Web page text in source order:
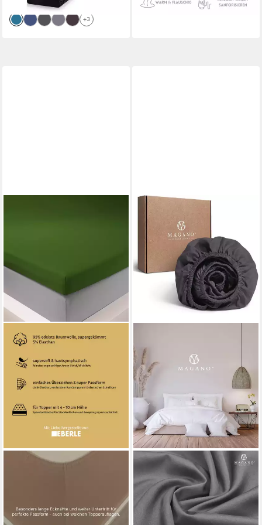
lieferbar - in 2-3 Werktagen bei dir
+3
+5
Jersey, Gummizug: rundum, (1
MAGANO
Spannbettlaken Bambus &
Baumwolle Satin, Luxus
Bettlaken, Gummizug:
rundum, 400 TC